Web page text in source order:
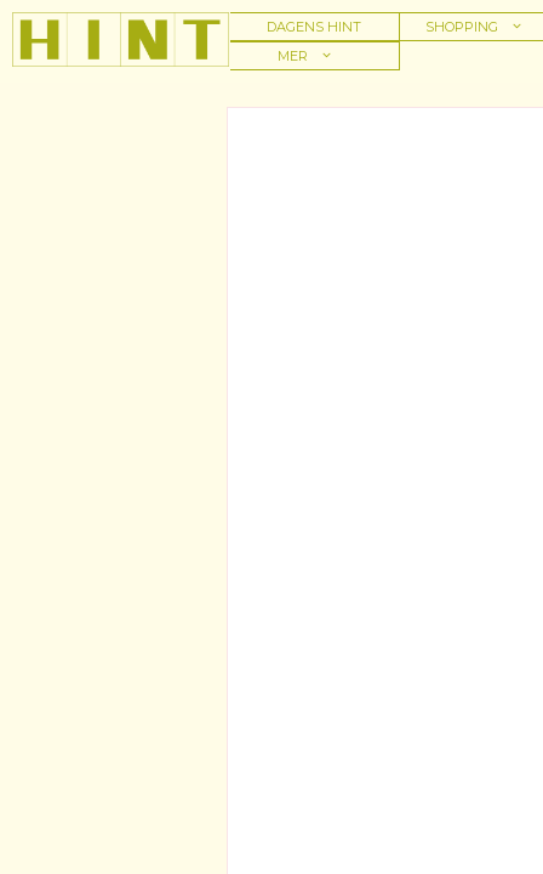
Hoppa
innehåll
DAGENS HINT
SHOPPING
MER